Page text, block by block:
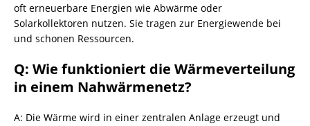
oft erneuerbare Energien wie Abwärme oder
Solarkollektoren nutzen. Sie tragen zur Energiewende bei
und schonen Ressourcen.
Q: Wie funktioniert die Wärmeverteilung
in einem Nahwärmenetz?
A: Die Wärme wird in einer zentralen Anlage erzeugt und